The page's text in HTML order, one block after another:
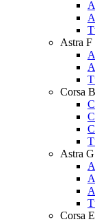
Astra F
Corsa B
Astra G
Corsa E